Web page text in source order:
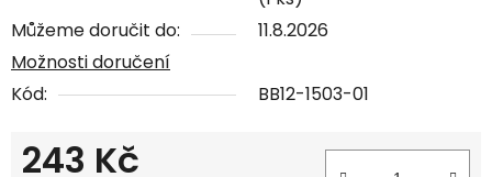
Můžeme doručit do:
11.8.2026
Možnosti doručení
Kód:
BB12-1503-01
243 Kč